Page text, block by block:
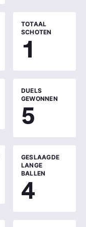
TOTAAL
SCHOTEN
1
DUELS
GEWONNEN
5
GESLAAGDE
LANGE
BALLEN
4